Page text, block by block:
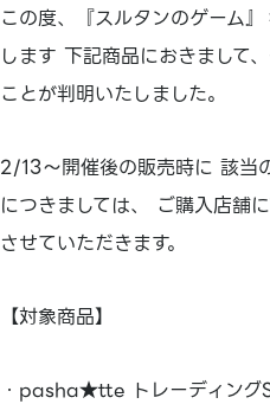
この度、『スルタンのゲーム
します 下記商品におきまして
ことが判明いたしました。
2/13～開催後の販売時に 該当
につきましては、 ご購入店舗
させていただきます。
【対象商品】
・pasha★tte トレーディング